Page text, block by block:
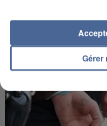
Gérer